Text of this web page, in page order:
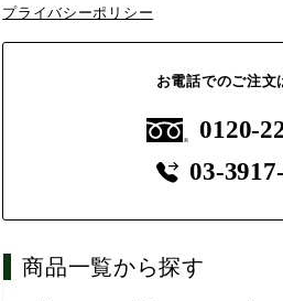
プライバシーポリシー
お電話でのご注文
0120-
03-
商品一覧から探す